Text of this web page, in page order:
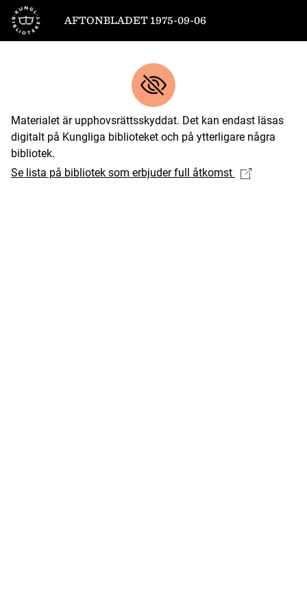
Till startsidan
AFTONBLADET 1975-09-06
Materialet är upphovsrättsskyddat. Det kan endast läsas
digitalt på Kungliga biblioteket och på ytterligare några
bibliotek.
Se lista på bibliotek som erbjuder full åtkomst